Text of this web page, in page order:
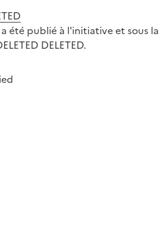
été publié à l'initiative et sous la
DELETED.